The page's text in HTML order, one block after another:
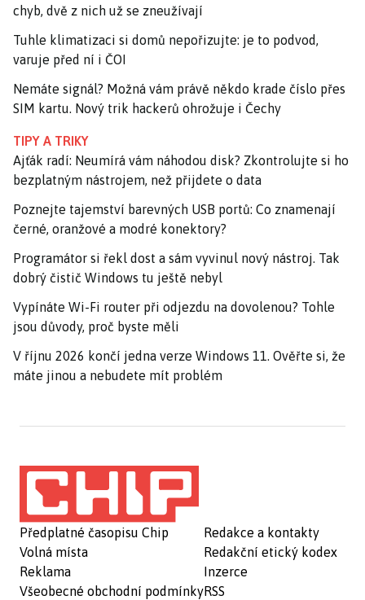
chyb, dvě z nich už se zneužívají
Tuhle klimatizaci si domů nepořizujte: je to podvod,
varuje před ní i ČOI
Nemáte signál? Možná vám právě někdo krade číslo přes
SIM kartu. Nový trik hackerů ohrožuje i Čechy
TIPY A TRIKY
Ajťák radí: Neumírá vám náhodou disk? Zkontrolujte si ho
bezplatným nástrojem, než přijdete o data
Poznejte tajemství barevných USB portů: Co znamenají
černé, oranžové a modré konektory?
Programátor si řekl dost a sám vyvinul nový nástroj. Tak
dobrý čistič Windows tu ještě nebyl
Vypínáte Wi-Fi router při odjezdu na dovolenou? Tohle
jsou důvody, proč byste měli
V říjnu 2026 končí jedna verze Windows 11. Ověřte si, že
máte jinou a nebudete mít problém
Předplatné časopisu Chip
Volná místa
Reklama
Všeobecné obchodní podmínky
Redakce a kontakty
Redakční etický kodex
Inzerce
RSS